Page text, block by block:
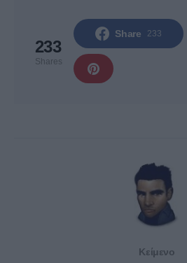
233
Shares
Share 233
Κείμενο